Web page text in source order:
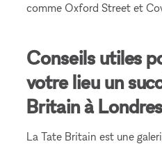
comme Oxford Street et
Conseils utiles
votre lieu un
Britain à
La Tate Britain est une